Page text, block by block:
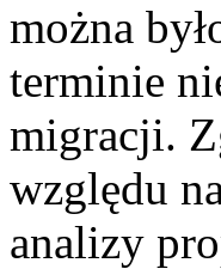
można
terminie
migracji.
względu
analizy